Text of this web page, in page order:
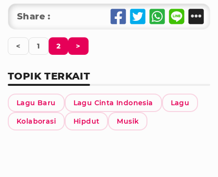
Share :
< 1 2 >
TOPIK TERKAIT
Lagu Baru Lagu Cinta Indonesia Lagu
Kolaborasi Hipdut Musik